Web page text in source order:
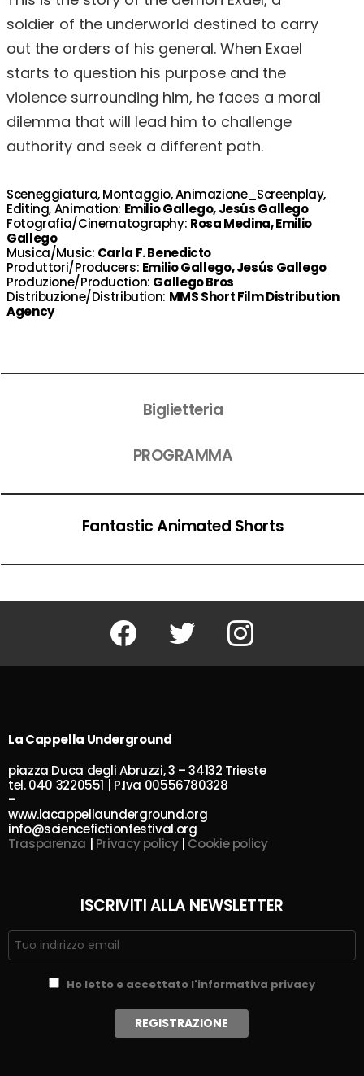
soldier of the underworld destined to carry
out the orders of his general. When Exael
starts to question his purpose and the
violence surrounding him, he faces a moral
dilemma that will lead him to challenge
authority and seek a different path.
Sceneggiatura, Montaggio, Animazione_Screenplay,
Editing, Animation: Emilio Gallego, Jesús Gallego
Fotografia/Cinematography: Rosa Medina, Emilio
Gallego
Musica/Music: Carla F. Benedicto
Produttori/Producers: Emilio Gallego, Jesús Gallego
Produzione/Production: Gallego Bros
Distribuzione/Distribution: MMS Short Film Distribution
Agency
Biglietteria
PROGRAMMA
Fantastic Animated Shorts
Facebook Twitter Instagram
La Cappella Underground
piazza Duca degli Abruzzi, 3 – 34132 Trieste
tel. 040 3220551 | P.Iva 00556780328
–
www.lacappellaunderground.org
info@sciencefictionfestival.org
Trasparenza
Privacy policy| Cookie policy
ISCRIVITI ALLA NEWSLETTER
Ho letto e accettato l'informativa privacy